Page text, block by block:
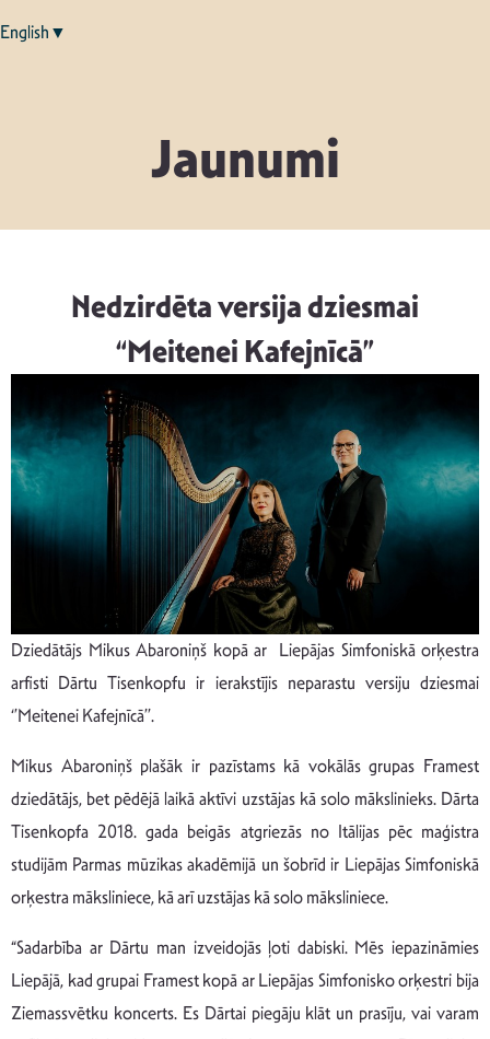
English▼
Jaunumi
Nedzirdēta versija dziesmai
“Meitenei Kafejnīcā”
Dziedātājs Mikus Abaroniņš kopā ar Liepājas Simfoniskā orķestra
arfisti Dārtu Tisenkopfu ir ierakstījis neparastu versiju dziesmai
‘’Meitenei Kafejnīcā’’.
Mikus Abaroniņš plašāk ir pazīstams kā vokālās grupas Framest
dziedātājs, bet pēdējā laikā aktīvi uzstājas kā solo mākslinieks. Dārta
Tisenkopfa 2018. gada beigās atgriezās no Itālijas pēc maģistra
studijām Parmas mūzikas akadēmijā un šobrīd ir Liepājas Simfoniskā
orķestra māksliniece, kā arī uzstājas kā solo māksliniece.
“Sadarbība ar Dārtu man izveidojās ļoti dabiski. Mēs iepazināmies
Liepājā, kad grupai Framest kopā ar Liepājas Simfonisko orķestri bija
Ziemassvētku koncerts. Es Dārtai piegāju klāt un prasīju, vai varam